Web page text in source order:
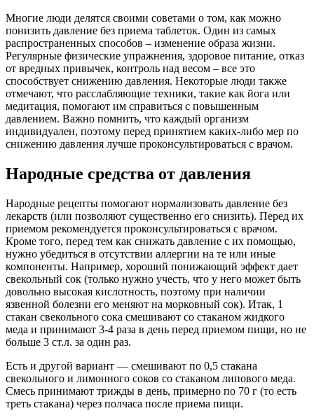
Многие люди делятся своими советами о том, как можно
понизить давление без приема таблеток. Один из самых
распространенных способов – изменение образа жизни.
Регулярные физические упражнения, здоровое питание, отказ
от вредных привычек, контроль над весом – все это
способствует снижению давления. Некоторые люди также
отмечают, что расслабляющие техники, такие как йога или
медитация, помогают им справиться с повышенным
давлением. Важно помнить, что каждый организм
индивидуален, поэтому перед принятием каких-либо мер по
снижению давления лучше проконсультироваться с врачом.
Народные средства от давления
Народные рецепты помогают нормализовать давление без
лекарств (или позволяют существенно его снизить). Перед их
приемом рекомендуется проконсультироваться с врачом.
Кроме того, перед тем как снижать давление с их помощью,
нужно убедиться в отсутствии аллергии на те или иные
компоненты. Например, хороший понижающий эффект дает
свекольный сок (только нужно учесть, что у него может быть
довольно высокая кислотность, поэтому при наличии
язвенной болезни его меняют на морковный сок). Итак, 1
стакан свекольного сока смешивают со стаканом жидкого
меда и принимают 3-4 раза в день перед приемом пищи, но не
больше 3 ст.л. за один раз.
Есть и другой вариант — смешивают по 0,5 стакана
свекольного и лимонного соков со стаканом липового меда.
Смесь принимают трижды в день, примерно по 70 г (то есть
треть стакана) через полчаса после приема пищи.